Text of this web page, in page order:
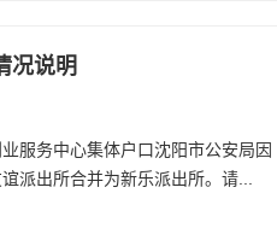
况说明
服务中心集体户口沈阳市公安局因
派出所合并为新乐派出所。请...